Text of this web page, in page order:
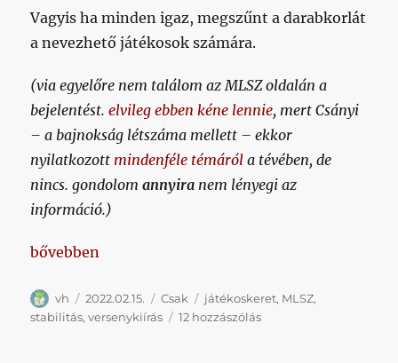
Vagyis ha minden igaz, megszűnt a darabkorlát
a nevezhető játékosok számára.
(via egyelőre nem találom az MLSZ oldalán a
bejelentést.elvileg ebben kéne lennie, mert Csányi
– a bajnokság létszáma mellett – ekkor
nyilatkozott mindenféle témáról a tévében, de
nincs. gondolomannyira nem lényegi az
információ.)
„Tipikus MLSZ: menet közben változó
bővebben
Szerző
vh Közzétéve
2022.02.15. Kategória
Csak Címke
játékoskeret, MLSZ,
stabilitás,versenykiírás 12 hozzászólásTipikus